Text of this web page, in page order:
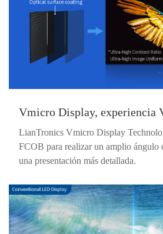
Vmicro Display, experiencia
LianTronics Vmicro Display
FCOB para realizar un amplio ángulo
una presentación más detallada.